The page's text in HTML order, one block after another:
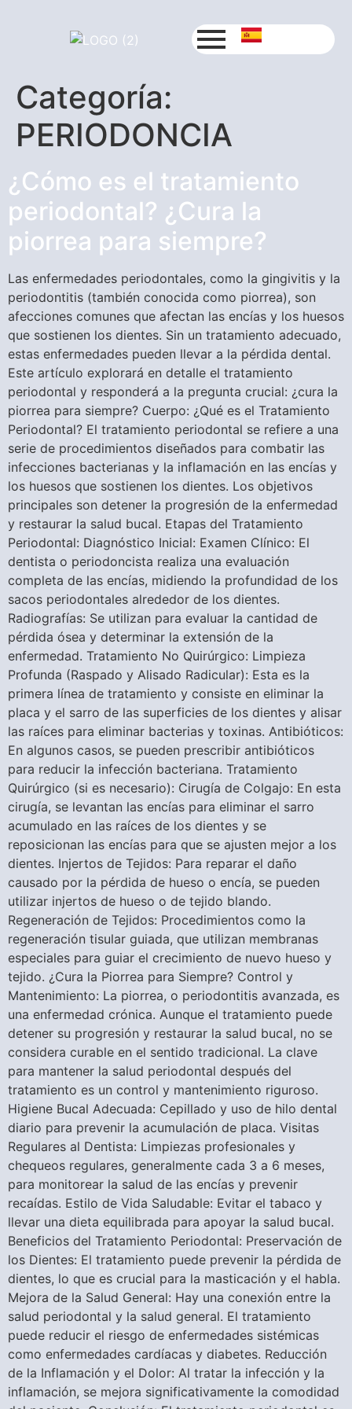
Categoría:
PERIODONCIA
¿Cómo es el tratamiento
periodontal? ¿Cura la
piorrea para siempre?
Las enfermedades periodontales, como la gingivitis y la
periodontitis (también conocida como piorrea), son
afecciones comunes que afectan las encías y los huesos
que sostienen los dientes. Sin un tratamiento adecuado,
estas enfermedades pueden llevar a la pérdida dental.
Este artículo explorará en detalle el tratamiento
periodontal y responderá a la pregunta crucial: ¿cura la
piorrea para siempre? Cuerpo: ¿Qué es el Tratamiento
Periodontal? El tratamiento periodontal se refiere a una
serie de procedimientos diseñados para combatir las
infecciones bacterianas y la inflamación en las encías y
los huesos que sostienen los dientes. Los objetivos
principales son detener la progresión de la enfermedad
y restaurar la salud bucal. Etapas del Tratamiento
Periodontal: Diagnóstico Inicial: Examen Clínico: El
dentista o periodoncista realiza una evaluación
completa de las encías, midiendo la profundidad de los
sacos periodontales alrededor de los dientes.
Radiografías: Se utilizan para evaluar la cantidad de
pérdida ósea y determinar la extensión de la
enfermedad. Tratamiento No Quirúrgico: Limpieza
Profunda (Raspado y Alisado Radicular): Esta es la
primera línea de tratamiento y consiste en eliminar la
placa y el sarro de las superficies de los dientes y alisar
las raíces para eliminar bacterias y toxinas. Antibióticos:
En algunos casos, se pueden prescribir antibióticos
para reducir la infección bacteriana. Tratamiento
Quirúrgico (si es necesario): Cirugía de Colgajo: En esta
cirugía, se levantan las encías para eliminar el sarro
acumulado en las raíces de los dientes y se
reposicionan las encías para que se ajusten mejor a los
dientes. Injertos de Tejidos: Para reparar el daño
causado por la pérdida de hueso o encía, se pueden
utilizar injertos de hueso o de tejido blando.
Regeneración de Tejidos: Procedimientos como la
regeneración tisular guiada, que utilizan membranas
especiales para guiar el crecimiento de nuevo hueso y
tejido. ¿Cura la Piorrea para Siempre? Control y
Mantenimiento: La piorrea, o periodontitis avanzada, es
una enfermedad crónica. Aunque el tratamiento puede
detener su progresión y restaurar la salud bucal, no se
considera curable en el sentido tradicional. La clave
para mantener la salud periodontal después del
tratamiento es un control y mantenimiento riguroso.
Higiene Bucal Adecuada: Cepillado y uso de hilo dental
diario para prevenir la acumulación de placa. Visitas
Regulares al Dentista: Limpiezas profesionales y
chequeos regulares, generalmente cada 3 a 6 meses,
para monitorear la salud de las encías y prevenir
recaídas. Estilo de Vida Saludable: Evitar el tabaco y
llevar una dieta equilibrada para apoyar la salud bucal.
Beneficios del Tratamiento Periodontal: Preservación de
los Dientes: El tratamiento puede prevenir la pérdida de
dientes, lo que es crucial para la masticación y el habla.
Mejora de la Salud General: Hay una conexión entre la
salud periodontal y la salud general. El tratamiento
puede reducir el riesgo de enfermedades sistémicas
como enfermedades cardíacas y diabetes. Reducción
de la Inflamación y el Dolor: Al tratar la infección y la
inflamación, se mejora significativamente la comodidad